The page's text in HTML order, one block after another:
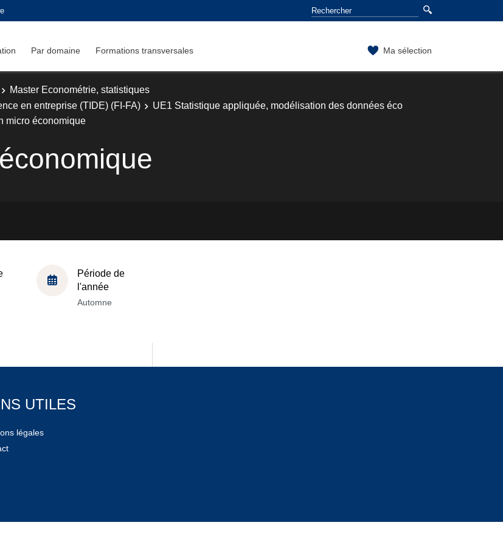
Par domaine Formations transversales Ma sélection
Master Econométrie, statistiques
en entreprise (TIDE) (FI-FA)
UE1 Statistique appliquée, modélisation des données éco
micro économique
Période de
l'année
Automne
UTILES
légales